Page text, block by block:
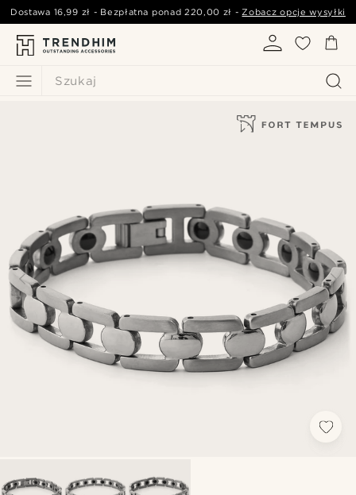
Szukaj
Dostawa 16,99 zł - Bezpłatna ponad220,00 zł -Zobacz opcje wysyłki